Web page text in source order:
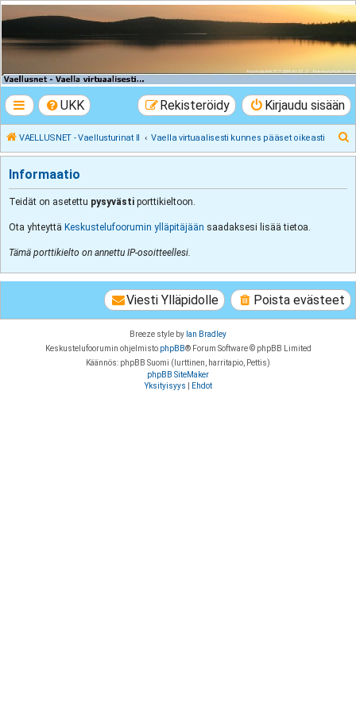
VAELLUSNET -
Vaellusturinat II
UKK Kirjaudu sisään
Rekisteröidy
VAELLUSNET - Vaellusturinat II Vaella virtuaalisesti kunnes pääset oikeasti
t
Informaatio
Teidät on asetettu pysyvästi porttikieltoon.
Ota yhteyttä Keskustelufoorumin ylläpitäjään saadaksesi lisää tietoa.
Tämä porttikielto on annettu IP-osoitteellesi.
Poista evästeet
Viesti Ylläpidolle
Breeze style by Ian Bradley
Keskustelufoorumin ohjelmisto phpBB® Forum Software © phpBB Limited
Käännös: phpBB Suomi (lurttinen, harritapio, Pettis)
phpBB SiteMaker
Yksityisyys
Ehdot